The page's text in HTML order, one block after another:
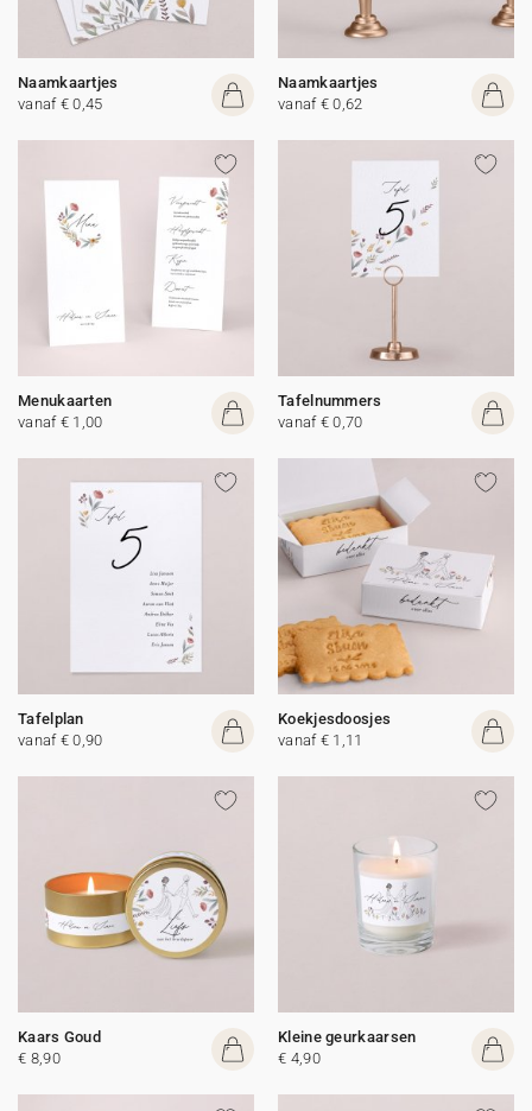
Naamkaartjes
vanaf € 0,45
Naamkaartjes
vanaf € 0,62
Menukaarten
vanaf € 1,00
Tafelnummers
vanaf € 0,70
Tafelplan
vanaf € 0,90
Koekjesdoosjes
vanaf € 1,11
Kaars Goud
€ 8,90
Kleine geurkaarsen
€ 4,90